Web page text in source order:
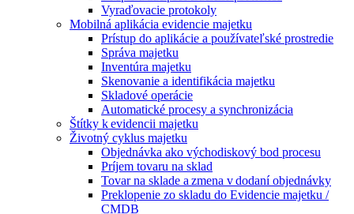
Vyraďovacie protokoly
Mobilná aplikácia evidencie majetku
Prístup do aplikácie a používateľské prostredie
Správa majetku
Inventúra majetku
Skenovanie a identifikácia majetku
Skladové operácie
Automatické procesy a synchronizácia
Štítky k evidencii majetku
Životný cyklus majetku
Objednávka ako východiskový bod procesu
Príjem tovaru na sklad
Tovar na sklade a zmena v dodaní objednávky
Preklopenie zo skladu do Evidencie majetku /
CMDB